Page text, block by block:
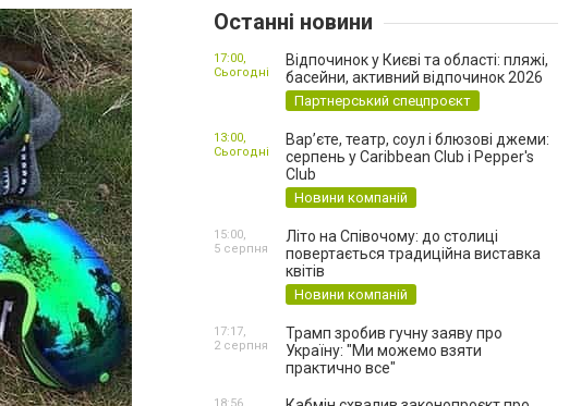
Останні новини
Відпочинок у Києві та області: пляжі,
басейни, активний відпочинок 2026
Партнерський спецпроєкт
17:00,
Сьогодні
Вар’єте, театр, соул і блюзові джеми:
серпень у Caribbean Club і Pepper's
Club
Новини компаній
13:00,
Сьогодні
Літо на Співочому: до столиці
повертається традиційна виставка
квітів
Новини компаній
15:00,
5 серпня
Трамп зробив гучну заяву про
Україну: "Ми можемо взяти
практично все"
17:17,
2 серпня